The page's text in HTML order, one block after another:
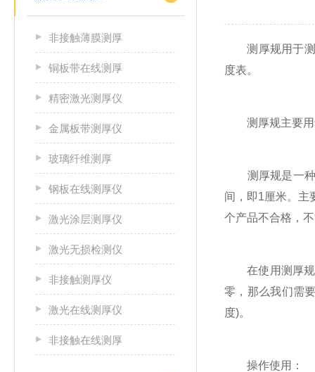
非接触薄膜测厚
铜板带在线测厚
精密激光测厚仪
金属板带测厚仪
玻璃纤维测厚
钢板在线测厚仪
激光涂层测厚仪
激光无损检测仪
非接触测厚仪
激光在线测厚仪
非接触在线测厚
测厚规用于测
度表。
测厚规主要用于
测厚规是一种
间，即1厘米。主
个产品不合格，
在使用测厚规
零，那么我们需
度)。
操作使用：